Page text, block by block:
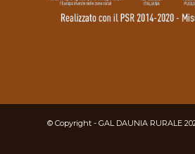
© Copyright - GAL DAUNIA RURALE